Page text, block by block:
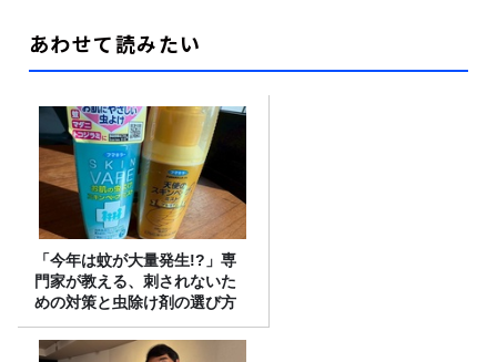
あわせて読みたい
「今年は蚊が大量発生!?」専
門家が教える、刺されないた
めの対策と虫除け剤の選び方